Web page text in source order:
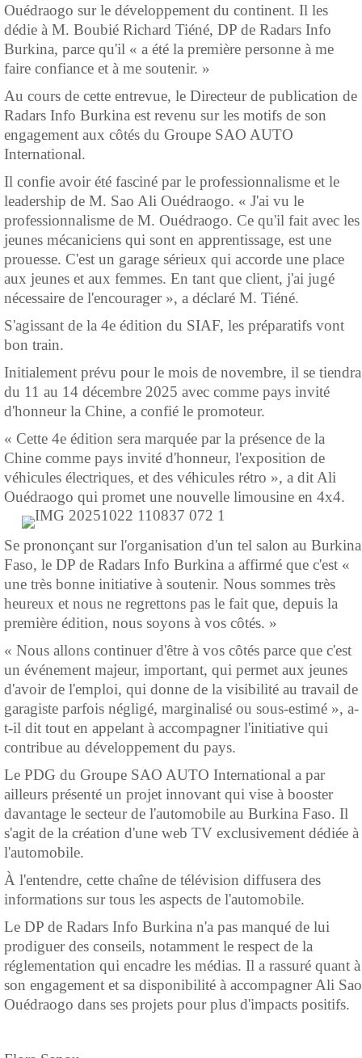
Ouédraogo sur le développement du continent. Il les
dédie à M. Boubié Richard Tiéné, DP de Radars Info
Burkina, parce qu'il « a été la première personne à me
faire confiance et à me soutenir. »
Au cours de cette entrevue, le Directeur de publication de
Radars Info Burkina est revenu sur les motifs de son
engagement aux côtés du Groupe SAO AUTO
International.
Il confie avoir été fasciné par le professionnalisme et le
leadership de M. Sao Ali Ouédraogo. « J'ai vu le
professionnalisme de M. Ouédraogo. Ce qu'il fait avec les
jeunes mécaniciens qui sont en apprentissage, est une
prouesse. C'est un garage sérieux qui accorde une place
aux jeunes et aux femmes. En tant que client, j'ai jugé
nécessaire de l'encourager », a déclaré M. Tiéné.
S'agissant de la 4e édition du SIAF, les préparatifs vont
bon train.
Initialement prévu pour le mois de novembre, il se tiendra
du 11 au 14 décembre 2025 avec comme pays invité
d'honneur la Chine, a confié le promoteur.
« Cette 4e édition sera marquée par la présence de la
Chine comme pays invité d'honneur, l'exposition de
véhicules électriques, et des véhicules rétro », a dit Ali
Ouédraogo qui promet une nouvelle limousine en 4x4.
Se prononçant sur l'organisation d'un tel salon au Burkina
Faso, le DP de Radars Info Burkina a affirmé que c'est «
une très bonne initiative à soutenir. Nous sommes très
heureux et nous ne regrettons pas le fait que, depuis la
première édition, nous soyons à vos côtés. »
« Nous allons continuer d'être à vos côtés parce que c'est
un événement majeur, important, qui permet aux jeunes
d'avoir de l'emploi, qui donne de la visibilité au travail de
garagiste parfois négligé, marginalisé ou sous-estimé », a-
t-il dit tout en appelant à accompagner l'initiative qui
contribue au développement du pays.
Le PDG du Groupe SAO AUTO International a par
ailleurs présenté un projet innovant qui vise à booster
davantage le secteur de l'automobile au Burkina Faso. Il
s'agit de la création d'une web TV exclusivement dédiée à
l'automobile.
À l'entendre, cette chaîne de télévision diffusera des
informations sur tous les aspects de l'automobile.
Le DP de Radars Info Burkina n'a pas manqué de lui
prodiguer des conseils, notamment le respect de la
réglementation qui encadre les médias. Il a rassuré quant à
son engagement et sa disponibilité à accompagner Ali Sao
Ouédraogo dans ses projets pour plus d'impacts positifs.